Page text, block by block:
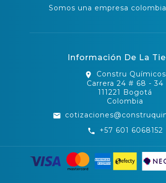
Somos una empresa
Información De La
location_on
Constru Químicos
Carrera 24 # 68 - 34
111221 Bogotá
Colombia
email
call +57 601 6068152